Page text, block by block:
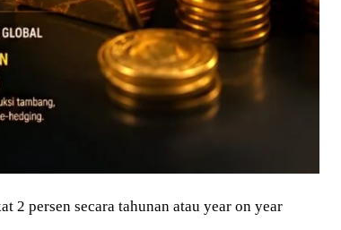
2 persen secara tahunan atau year on year